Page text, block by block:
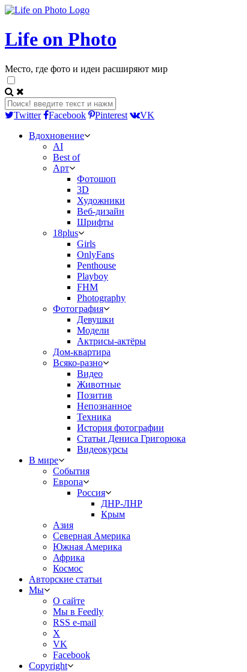
Life on Photo
Место, где фото и идеи расширяют мир
Twitter Facebook Pinterest
VK
Вдохновение
AI
Best of
Арт
Фотошоп
3D
Художники
Веб-дизайн
Шрифты
18plus
Girls
OnlyFans
Penthouse
Playboy
FHM
Photography
Фотография
Девушки
Модели
Актрисы-актёры
Дом-квартира
Всяко-разно
Видео
Животные
Позитив
Непознанное
Техника
История фотографии
Статьи Дениса Григорюка
Видеокурсы
В мире
События
Европа
Россия
ДНР-ЛНР
Крым
Азия
Северная Америка
Южная Америка
Африка
Космос
Авторские статьи
Мы
О сайте
Мы в Feedly
RSS e-mail
X
VK
Facebook
Copyright